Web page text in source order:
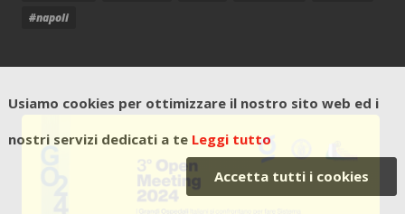
Usiamo cookies per ottimizzare il nostro sito web ed i
nostri servizi dedicati a te Leggi tutto
Accetta tutti i cookies
#napoli